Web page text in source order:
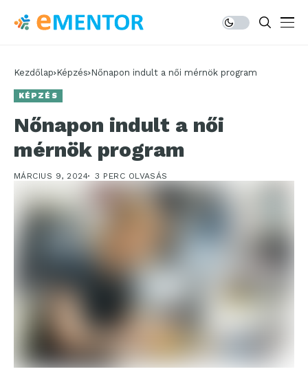
Kezdőlap Képzés Nőnapon indult a női mérnök program
KÉPZÉS
Nőnapon indult a női
mérnök program
MÁRCIUS 9, 2024 3 PERC OLVASÁS